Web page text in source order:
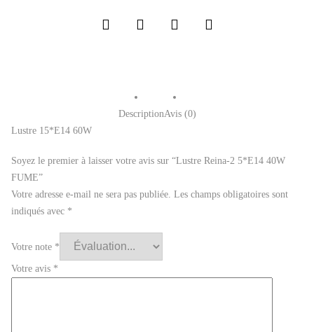
DescriptionAvis (0)
Lustre 15*E14 60W
Soyez le premier à laisser votre avis sur “Lustre Reina-2 5*E14 40W
FUME”
Votre adresse e-mail ne sera pas publiée. Les champs obligatoires sont
indiqués avec *
Votre note *
Votre avis *